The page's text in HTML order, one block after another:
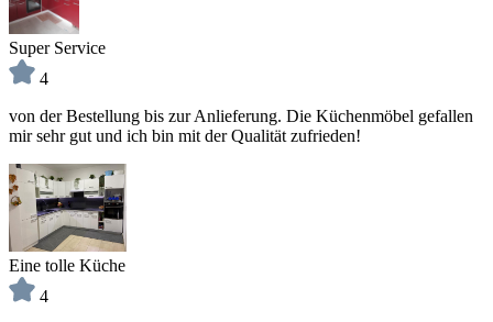
Super Service
4
von der Bestellung bis zur Anlieferung. Die Küchenmöbel gefallen
mir sehr gut und ich bin mit der Qualität zufrieden!
Eine tolle Küche
4